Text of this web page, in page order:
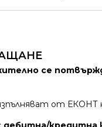
се
от